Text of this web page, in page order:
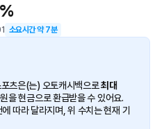
소요시간 약7분
츠은(는) 오토캐시백으로최대
을 현금으로 환급받을 수 있어요.
따라 달라지며, 위 수치는 현재 기